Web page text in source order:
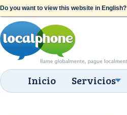
Do you want to view this website in English?
Inicio Servicios